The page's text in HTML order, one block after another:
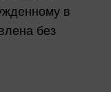
в
без